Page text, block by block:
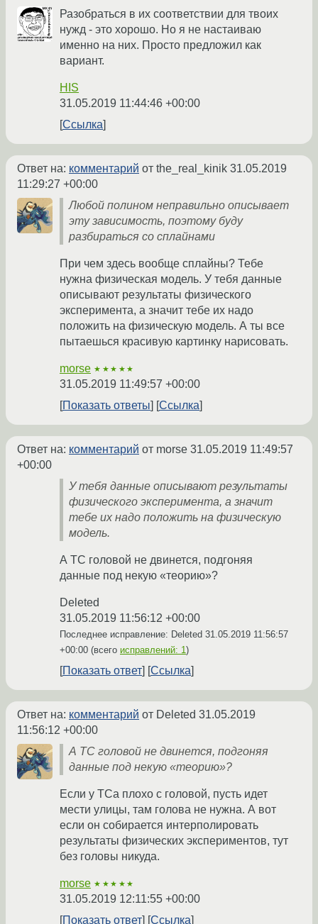
Разобраться в их соответствии для твоих
нужд - это хорошо. Но я не настаиваю
именно на них. Просто предложил как
вариант.
HIS
31.05.2019 11:44:46 +00:00
Ссылка
Ответ на: комментарий от the_real_kinik 31.05.2019
11:29:27 +00:00
Любой полином неправильно описывает
эту зависимость, поэтому буду
разбираться со сплайнами
При чем здесь вообще сплайны? Тебе
нужна физическая модель. У тебя данные
описывают результаты физического
эксперимента, а значит тебе их надо
положить на физическую модель. А ты все
пытаешься красивую картинку нарисовать.
morse ★★★★★
31.05.2019 11:49:57 +00:00
Показать ответы
Ссылка
Ответ на: комментарий от morse 31.05.2019 11:49:57
+00:00
У тебя данные описывают результаты
физического эксперимента, а значит
тебе их надо положить на физическую
модель.
А ТС головой не двинется, подгоняя
данные под некую «теорию»?
Deleted
31.05.2019 11:56:12 +00:00
Последнее исправление: Deleted 31.05.2019 11:56:57
+00:00 (всего исправлений: 1)
Показать ответ Ссылка
Ответ на: комментарий от Deleted 31.05.2019
11:56:12 +00:00
А ТС головой не двинется, подгоняя
данные под некую «теорию»?
Если у ТСа плохо с головой, пусть идет
мести улицы, там голова не нужна. А вот
если он собирается интерполировать
результаты физических экспериментов, тут
без головы никуда.
morse ★★★★★
31.05.2019 12:11:55 +00:00
Показать ответ
Ссылка